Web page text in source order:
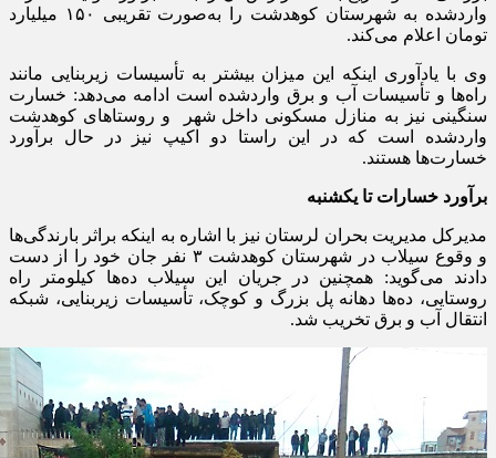
واردشده به شهرستان کوهدشت را به‌صورت تقریبی
۱۵۰ میلیارد
تومان اعلام می‌کند.
وی با یادآوری اینکه این میزان بیشتر به تأسیسات زیربنایی مانند
راه‌ها و تأسیسات آب و برق واردشده است ادامه می‌دهد: خسارت
سنگینی نیز به منازل مسکونی داخل شهر و روستاهای کوهدشت
واردشده است که در این راستا دو اکیپ نیز در حال برآورد
خسارت‌ها هستند.
برآورد خسارات تا یکشنبه
مدیرکل مدیریت بحران لرستان نیز با اشاره به اینکه براثر بارندگی‌ها
و وقوع سیلاب در شهرستان کوهدشت۳ نفر جان خود را از دست
دادند می‌گوید: همچنین در جریان این سیلاب ده‌ها کیلومتر راه
روستایی، ده‌ها دهانه پل بزرگ و کوچک، تأسیسات زیربنایی، شبکه
انتقال آب و برق تخریب شد.